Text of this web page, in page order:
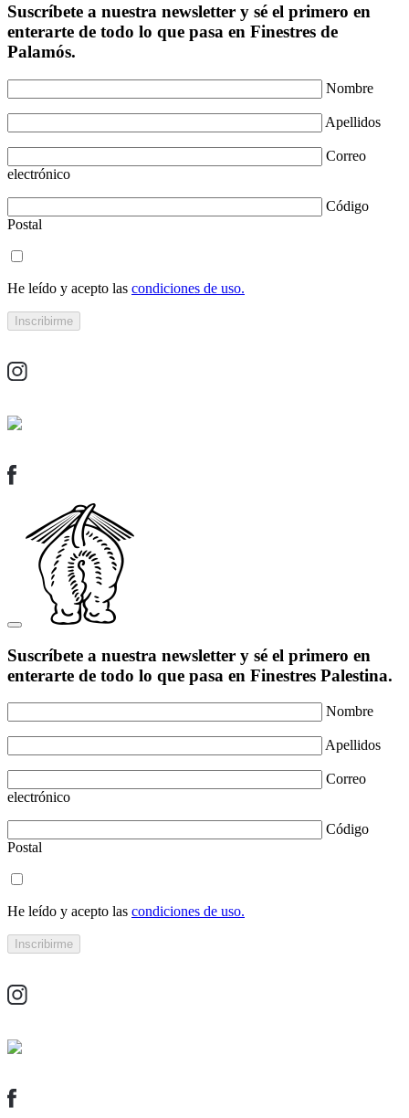
Suscríbete a nuestra newsletter y sé el primero en
enterarte de todo lo que pasa en Finestres de
Palamós.
Nombre
Apellidos
Correo
electrónico
Código
Postal
He leído y acepto las condiciones de uso.
Suscríbete a nuestra newsletter y sé el primero en
enterarte de todo lo que pasa en Finestres Palestina.
Nombre
Apellidos
Correo
electrónico
Código
Postal
He leído y acepto las condiciones de uso.